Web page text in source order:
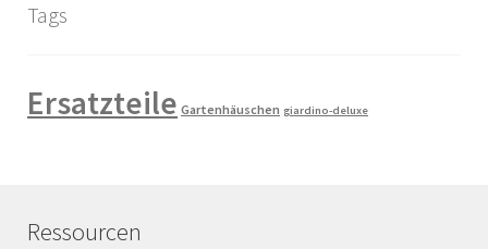
Tags
Ersatzteile Gartenhäuschen giardino-deluxe
Ressourcen